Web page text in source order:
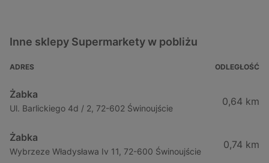
Inne sklepy Supermarkety w pobliżu
ADRES ODLEGŁOŚĆ
Żabka
Ul. Barlickiego 4d / 2, 72-602 Świnoujście
0,64 km
Żabka
Wybrzeze Władysława Iv 11, 72-600 Świnoujście
0,74 km